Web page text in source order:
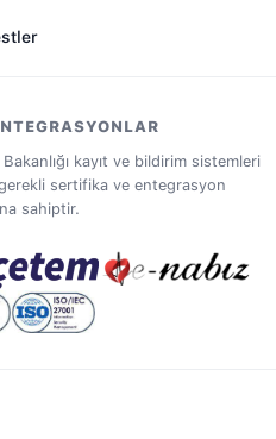
kayıt ve bildirim sistemleri
sertifika ve entegrasyon
sahiptir.